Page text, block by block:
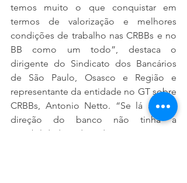
temos muito o que conquistar em
termos de valorização e melhores
condições de trabalho nas CRBBs e no
BB como um todo”, destaca o
dirigente do Sindicato dos Bancários
de São Paulo, Osasco e Região e
representante da entidade no GT sobre
CRBBs, Antonio Netto. “Se lá atrás a
direção do banco não tinha a
sensibilidade de discutir com o